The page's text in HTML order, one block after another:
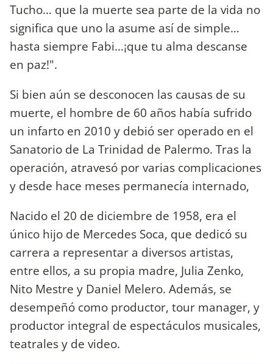
Tucho… que la muerte sea parte de la vida no
significa que uno la asume así de simple…
hasta siempre Fabi…¡que tu alma descanse
en paz!".
Si bien aún se desconocen las causas de su
muerte, el hombre de 60 años había sufrido
un infarto en 2010 y debió ser operado en el
Sanatorio de La Trinidad de Palermo. Tras la
operación, atravesó por varias complicaciones
y desde hace meses permanecía internado,
Nacido el 20 de diciembre de 1958, era el
único hijo de Mercedes Soca, que dedicó su
carrera a representar a diversos artistas,
entre ellos, a su propia madre, Julia Zenko,
Nito Mestre y Daniel Melero. Además, se
desempeñó como productor, tour manager, y
productor integral de espectáculos musicales,
teatrales y de video.